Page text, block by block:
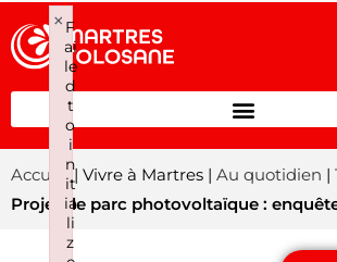
Accueil| Vivre à Martres | Au quotidien |
Projet de parc photovoltaïque :
F
ai
le
d
t
o
i
n
it
ia
li
z
×